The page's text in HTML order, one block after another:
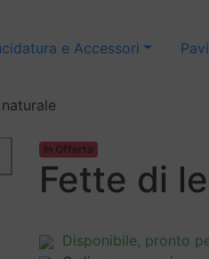
e Accessori
In Offerta
Fette di
Disponibile, pronto